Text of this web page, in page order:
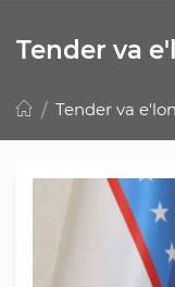
Faoliyat
Tender va
Tender va